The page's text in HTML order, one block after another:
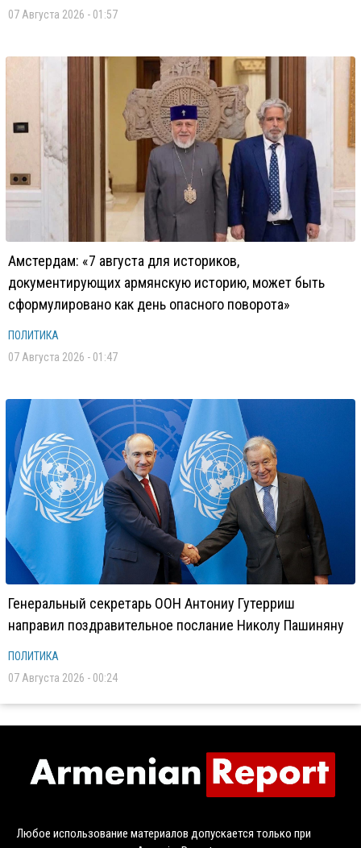
07 Августа 2026 - 01:57
Амстердам: «7 августа для историков,
документирующих армянскую историю, может быть
сформулировано как день опасного поворота»
ПОЛИТИКА
07 Августа 2026 - 01:47
Генеральный секретарь ООН Антониу Гутерриш
направил поздравительное послание Николу Пашиняну
ПОЛИТИКА
07 Августа 2026 - 00:24
Любое использование материалов допускается только при